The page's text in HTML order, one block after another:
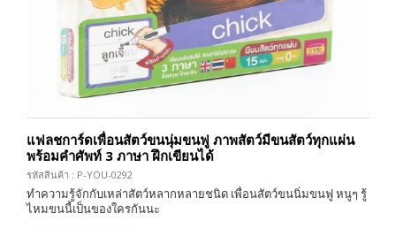
แฟลชการ์ดเพื่อนสัตว์ขนนุ่มขนฟู ภาพสัตว์มีขนสัตว์ทุกแผ่น
พร้อมคำศัพท์ 3 ภาษา ฝึกเขียนได้
รหัสสินค้า : P-YOU-0292
ทำความรู้จักกับเหล่าสัตว์หลากหลายชนิด เพื่อนสัตว์ขนนิ่มขนฟู หนูๆ รู้
ไหมขนนี้เป็นของใครกันนะ